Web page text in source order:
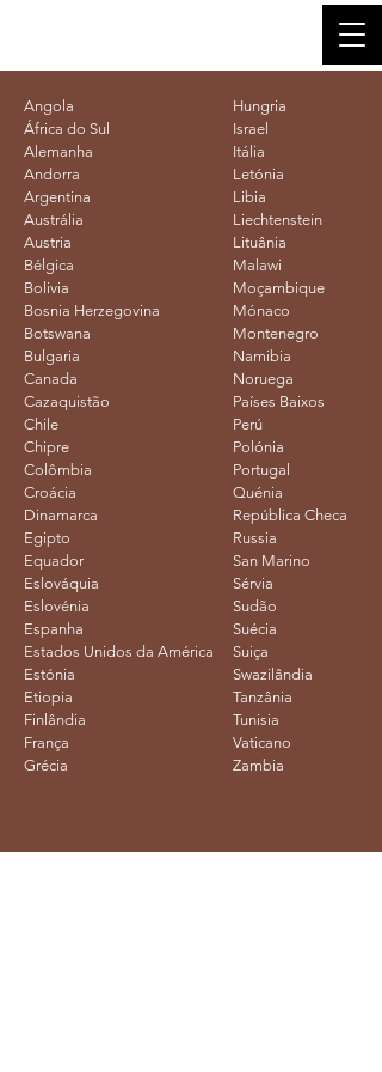
Angola
África do Sul
Alemanha
Andorra
Argentina
Austrália
Austria
Bélgica
Bolivia
Bosnia Herzegovina
Botswana
Bulgaria
Canada
Cazaquistão
Chile
Chipre
Colômbia
Croácia
Dinamarca
Egipto
Equador
Eslováquia
Eslovénia
Espanha
Estados Unidos da América
Estónia
Etiopia
Finlândia
França
Grécia
Hungria
Israel
Itália
Letónia
Libia
Liechtenstein
Lituânia
Malawi
Moçambique
Mónaco
Montenegro
Namibia
Noruega
Países Baixos
Perú
Polónia
Portugal
Quénia
República Checa
Russia
San Marino
Sérvia
Sudão
Suécia
Suiça
Swazilândia
Tanzânia
Tunisia
Vaticano
Zambia